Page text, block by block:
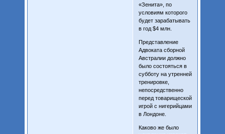
«Зенита», по
условиям которого
будет зарабатывать
в год $4 млн.
Представление
Адвоката сборной
Австралии должно
было состояться в
субботу на утренней
тренировке,
непосредственно
перед товарищеской
игрой с нигерийцами
в Лондоне.
Каково же было